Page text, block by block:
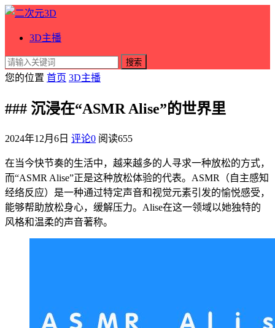
3D主播
搜索
您的位置 首页 3D主播
### 沉浸在“ASMR Alise”的世界里
2024年12月6日 评论0 阅读655
在当今快节奏的生活中，越来越多的人寻求一种放松的方式，
而“ASMR Alise”正是这种放松体验的代表。ASMR（自主感知
经络反应）是一种通过特定声音和视觉元素引发的愉悦感受，
能够帮助放松身心，缓解压力。Alise在这一领域以她独特的
风格和温柔的声音著称。